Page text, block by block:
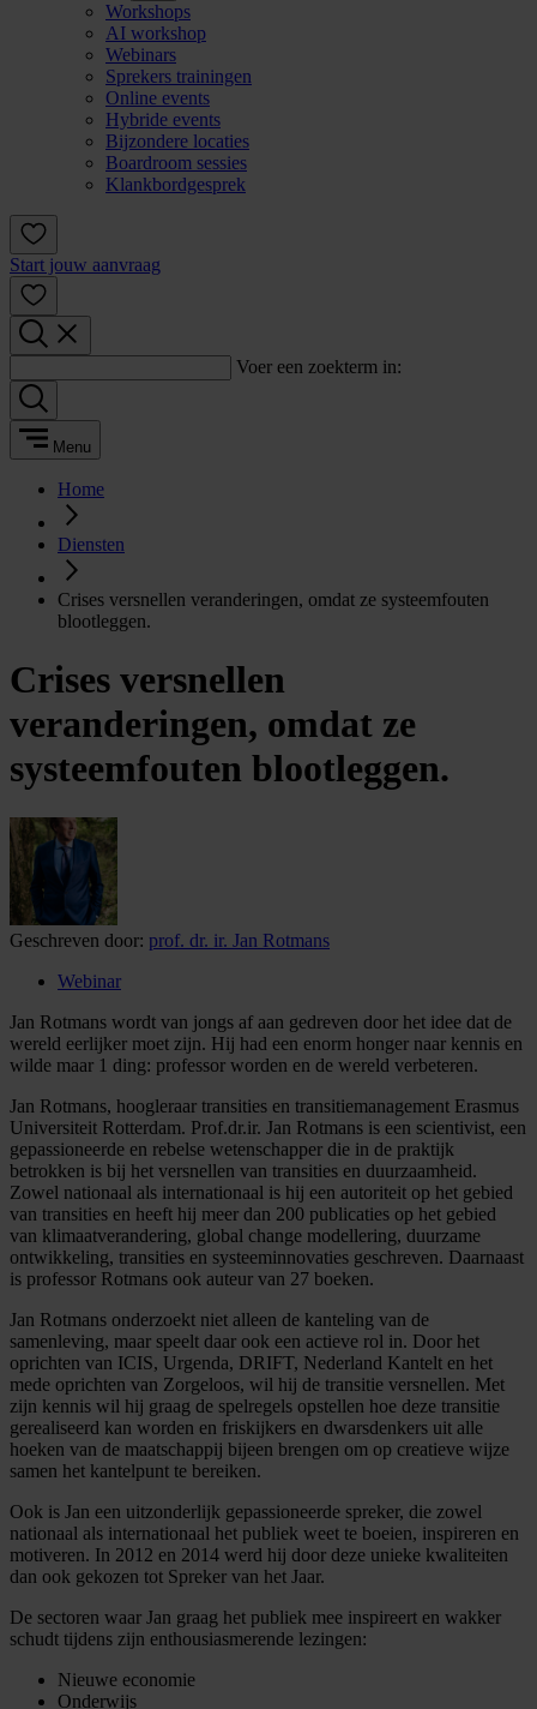
Workshops
AI workshop
Webinars
Sprekers trainingen
Online events
Hybride events
Bijzondere locaties
Boardroom sessies
Klankbordgesprek
Start jouw aanvraag
Voer een zoekterm in:
Menu
Home
Diensten
Crises versnellen veranderingen, omdat ze systeemfouten
blootleggen.
Crises versnellen
veranderingen, omdat ze
systeemfouten blootleggen.
Geschreven door: prof. dr. ir. Jan Rotmans
Webinar
Jan Rotmans wordt van jongs af aan gedreven door het idee dat de
wereld eerlijker moet zijn. Hij had een enorm honger naar kennis en
wilde maar 1 ding: professor worden en de wereld verbeteren.
Jan Rotmans, hoogleraar transities en transitiemanagement Erasmus
Universiteit Rotterdam. Prof.dr.ir. Jan Rotmans is een scientivist, een
gepassioneerde en rebelse wetenschapper die in de praktijk
betrokken is bij het versnellen van transities en duurzaamheid.
Zowel nationaal als internationaal is hij een autoriteit op het gebied
van transities en heeft hij meer dan 200 publicaties op het gebied
van klimaatverandering, global change modellering, duurzame
ontwikkeling, transities en systeeminnovaties geschreven. Daarnaast
is professor Rotmans ook auteur van 27 boeken.
Jan Rotmans onderzoekt niet alleen de kanteling van de
samenleving, maar speelt daar ook een actieve rol in. Door het
oprichten van ICIS, Urgenda, DRIFT, Nederland Kantelt en het
mede oprichten van Zorgeloos, wil hij de transitie versnellen. Met
zijn kennis wil hij graag de spelregels opstellen hoe deze transitie
gerealiseerd kan worden en friskijkers en dwarsdenkers uit alle
hoeken van de maatschappij bijeen brengen om op creatieve wijze
samen het kantelpunt te bereiken.
Ook is Jan een uitzonderlijk gepassioneerde spreker, die zowel
nationaal als internationaal het publiek weet te boeien, inspireren en
motiveren. In 2012 en 2014 werd hij door deze unieke kwaliteiten
dan ook gekozen tot Spreker van het Jaar.
De sectoren waar Jan graag het publiek mee inspireert en wakker
schudt tijdens zijn enthousiasmerende lezingen:
Nieuwe economie
Onderwijs